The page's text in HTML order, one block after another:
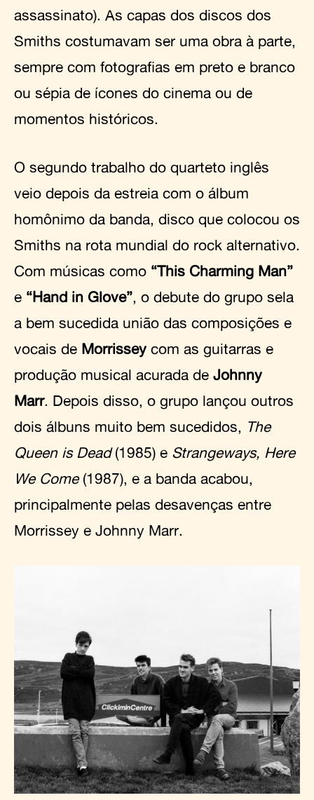
assassinato). As capas dos discos dos
Smiths costumavam ser uma obra à parte,
sempre com fotografias em preto e branco
ou sépia de ícones do cinema ou de
momentos históricos.
O segundo trabalho do quarteto inglês
veio depois da estreia com o álbum
homônimo da banda, disco que colocou os
Smiths na rota mundial do rock alternativo.
Com músicas como “This Charming Man”
e “Hand in Glove”, o debute do grupo sela
a bem sucedida união das composições e
vocais de Morrissey com as guitarras e
produção musical acurada de Johnny
Marr. Depois disso, o grupo lançou outros
dois álbuns muito bem sucedidos, The
Queen is Dead(1985) e Strangeways, Here
We Come(1987), e a banda acabou,
principalmente pelas desavenças entre
Morrissey e Johnny Marr.